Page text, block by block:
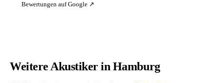
Bewertungen auf Google ↗
Weitere Akustiker in Hamburg